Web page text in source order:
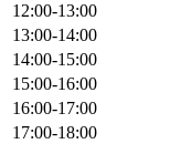
12:00-13:00
13:00-14:00
14:00-15:00
15:00-16:00
16:00-17:00
17:00-18:00